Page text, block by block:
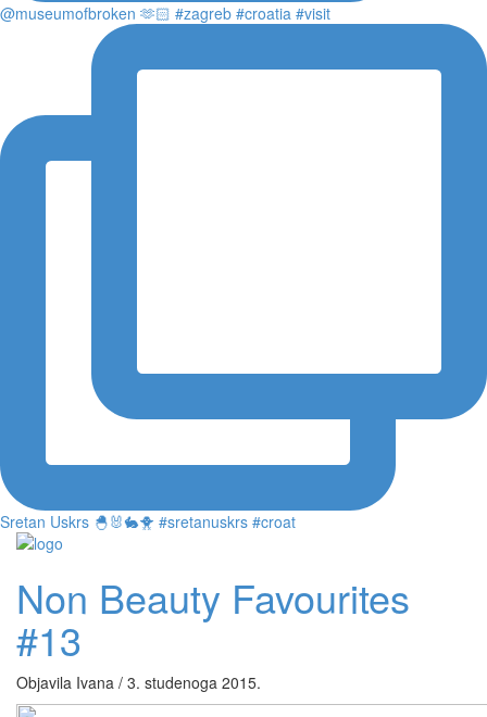
@museumofbroken 🫶🏻 #zagreb #croatia #visit
Sretan Uskrs 🐣🐰🐇🐥 #sretanuskrs #croat
Non Beauty Favourites
#13
Objavila Ivana / 3. studenoga 2015.